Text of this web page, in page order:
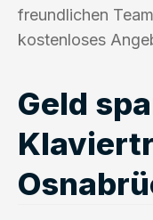
freundlichen
kostenloses
Geld